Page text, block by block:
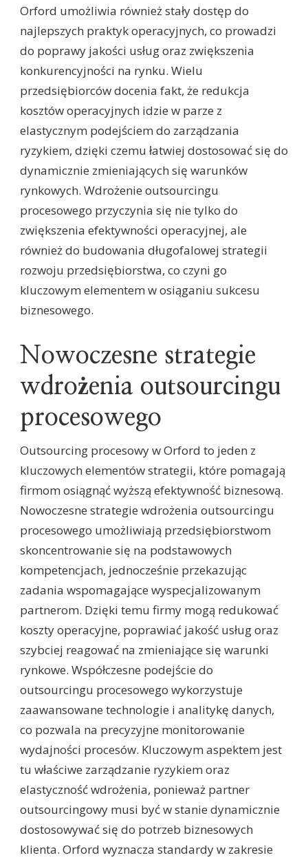
Orford umożliwia również stały dostęp do
najlepszych praktyk operacyjnych, co prowadzi
do poprawy jakości usług oraz zwiększenia
konkurencyjności na rynku. Wielu
przedsiębiorców docenia fakt, że redukcja
kosztów operacyjnych idzie w parze z
elastycznym podejściem do zarządzania
ryzykiem, dzięki czemu łatwiej dostosować się do
dynamicznie zmieniających się warunków
rynkowych. Wdrożenie outsourcingu
procesowego przyczynia się nie tylko do
zwiększenia efektywności operacyjnej, ale
również do budowania długofalowej strategii
rozwoju przedsiębiorstwa, co czyni go
kluczowym elementem w osiąganiu sukcesu
biznesowego.
Nowoczesne strategie
wdrożenia outsourcingu
procesowego
Outsourcing procesowy w Orford to jeden z
kluczowych elementów strategii, które pomagają
firmom osiągnąć wyższą efektywność biznesową.
Nowoczesne strategie wdrożenia outsourcingu
procesowego umożliwiają przedsiębiorstwom
skoncentrowanie się na podstawowych
kompetencjach, jednocześnie przekazując
zadania wspomagające wyspecjalizowanym
partnerom. Dzięki temu firmy mogą redukować
koszty operacyjne, poprawiać jakość usług oraz
szybciej reagować na zmieniające się warunki
rynkowe. Współczesne podejście do
outsourcingu procesowego wykorzystuje
zaawansowane technologie i analitykę danych,
co pozwala na precyzyjne monitorowanie
wydajności procesów. Kluczowym aspektem jest
tu właściwe zarządzanie ryzykiem oraz
elastyczność wdrożenia, ponieważ partner
outsourcingowy musi być w stanie dynamicznie
dostosowywać się do potrzeb biznesowych
klienta. Orford wyznacza standardy w zakresie